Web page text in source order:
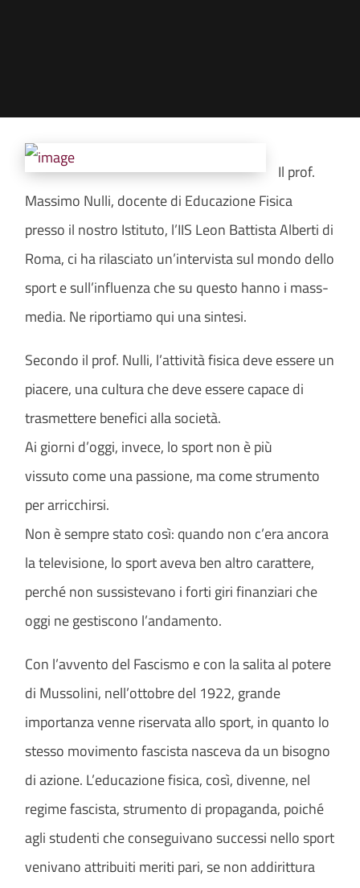
Il prof.
Massimo Nulli, docente di Educazione Fisica
presso il nostro Istituto, l’IIS Leon Battista Alberti di
Roma, ci ha rilasciato un’intervista sul mondo dello
sport e sull’influenza che su questo hanno i mass-
media. Ne riportiamo qui una sintesi.
Secondo il prof. Nulli, l’attività fisica deve essere un
piacere, una cultura che deve essere capace di
trasmettere benefici alla società.
Ai giorni d’oggi, invece, lo sport non è più
vissuto come una passione, ma come strumento
per arricchirsi.
Non è sempre stato così: quando non c’era ancora
la televisione, lo sport aveva ben altro carattere,
perché non sussistevano i forti giri finanziari che
oggi ne gestiscono l’andamento.
Con l’avvento del Fascismo e con la salita al potere
di Mussolini, nell’ottobre del 1922, grande
importanza venne riservata allo sport, in quanto lo
stesso movimento fascista nasceva da un bisogno
di azione. L’educazione fisica, così, divenne, nel
regime fascista, strumento di propaganda, poiché
agli studenti che conseguivano successi nello sport
venivano attribuiti meriti pari, se non addirittura